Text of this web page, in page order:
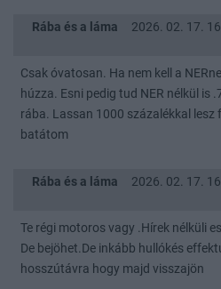
Rába és a láma
2026. 02. 17.
Csak óvatosan. Ha nem kell a
húzza. Esni pedig tud NER nélkül is
rába. Lassan 1000 százalékkal lesz
batátom
Rába és a láma
2026. 02. 17.
Te régi motoros vagy .Hírek nélküli
De bejöhet.De inkább hullókés
hosszútávra hogy majd visszajön